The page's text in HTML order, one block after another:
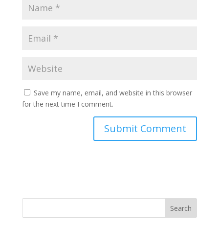
Save my name, email, and website in this browser
for the next time I comment.
Search